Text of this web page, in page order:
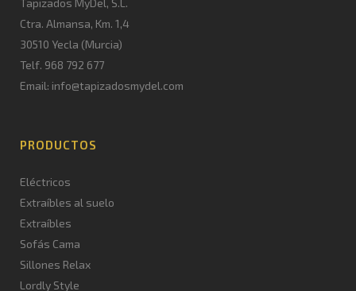
Tapizados MyDel, S.L.
Ctra. Almansa, Km. 1,4
30510 Yecla (Murcia)
Telf. 968 792 677
Email: info@tapizadosmydel.com
PRODUCTOS
Eléctricos
Extraíbles al suelo
Extraíbles
Sofás Cama
Sillones Relax
Lordly Style